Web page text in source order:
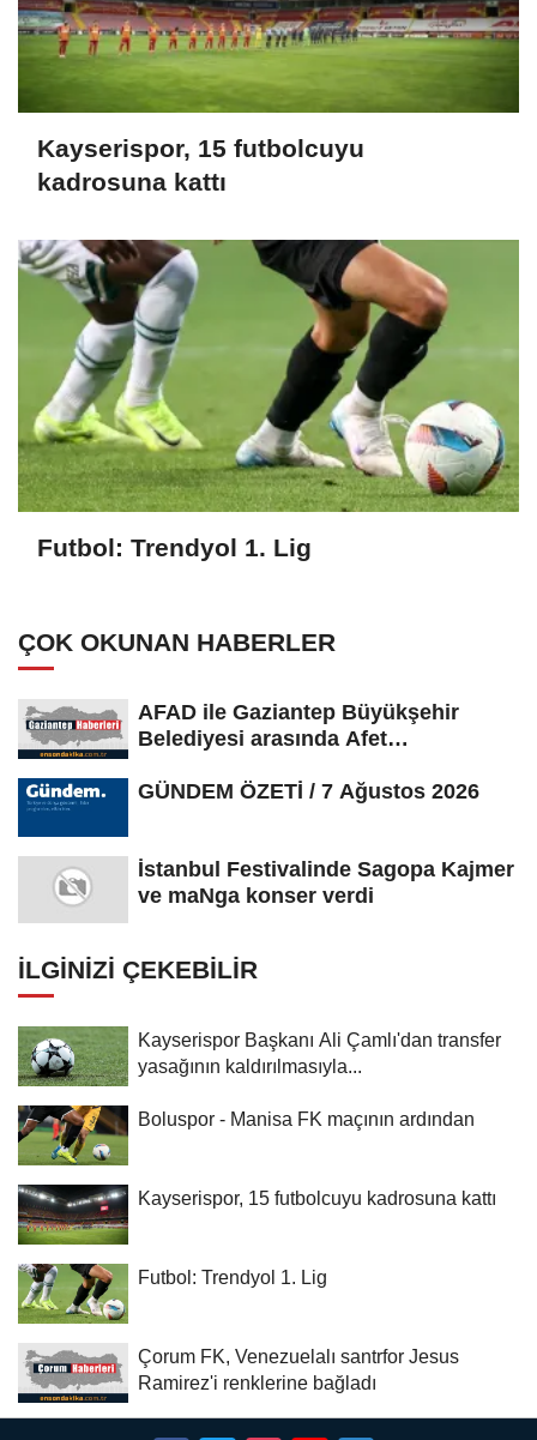
Kayserispor, 15 futbolcuyu
kadrosuna kattı
Futbol: Trendyol 1. Lig
ÇOK OKUNAN HABERLER
AFAD ile Gaziantep Büyükşehir
Belediyesi arasında Afet
GÜNDEM ÖZETİ / 7 Ağustos 2026
İstanbul Festivalinde Sagopa Kajmer
ve maNga konser verdi
İLGINIZI ÇEKEBILIR
Kayserispor Başkanı Ali Çamlı'dan transfer
yasağının kaldırılmasıyla...
Boluspor - Manisa FK maçının ardından
Kayserispor, 15 futbolcuyu kadrosuna kattı
Futbol: Trendyol 1. Lig
Çorum FK, Venezuelalı santrfor Jesus
Ramirez'i renklerine bağladı